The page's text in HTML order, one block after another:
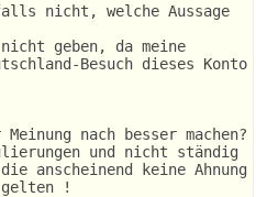
nicht, welche Aussage
geben, da meine
Besuch dieses Konto
nach besser machen?
und nicht ständig
anscheinend keine Ahnung
gelten !